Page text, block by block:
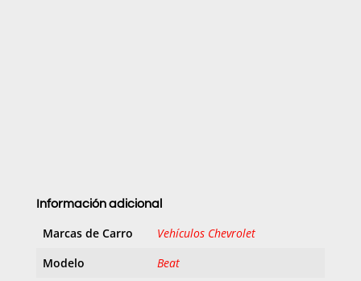
Información adicional
Marcas de Carro
Vehículos Chevrolet
Modelo
Beat